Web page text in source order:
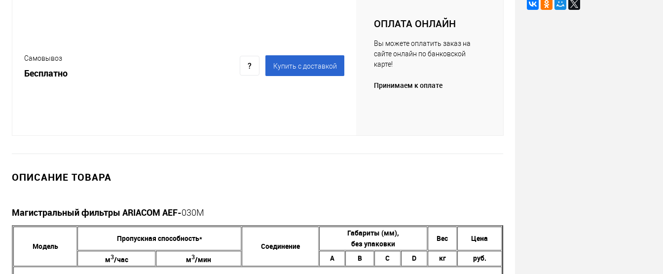
Самовывоз
Бесплатно
Купить c доставкой
ОПЛАТА ОНЛАЙН
Вы можете оплатить заказ на
сайте онлайн по банковской
карте!
Принимаем к оплате
ОПИСАНИЕ ТОВАРА
Магистральный фильтры ARIACOM AEF-030M
Модель
Пропускная способность*
Соединение
Габариты (мм),
без упаковки
Вес Цена
м3/час м3/мин А В C D кг руб.